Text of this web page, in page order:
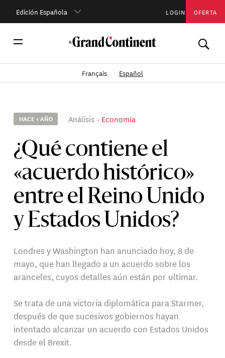
Edición Española LOGIN OFERTA
Français Español
HACE 1 AÑO Análisis Economía
¿Qué contiene el
«acuerdo histórico»
entre el Reino Unido
y Estados Unidos?
Londres y Washington han anunciado hoy, 8 de
mayo, que han llegado a un acuerdo sobre los
aranceles, cuyos detalles aún están por ultimar.
Se trata de una victoria diplomática para Starmer,
después de que sucesivos gobiernos hayan
intentado alcanzar un acuerdo con Estados Unidos
desde el Brexit.